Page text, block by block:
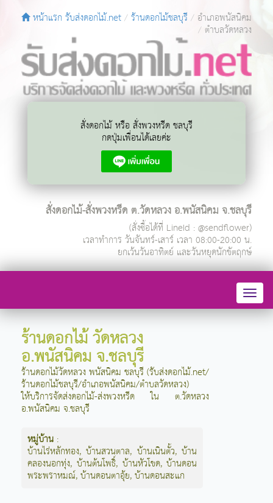
หน้าแรก รับส่งดอกไม้.net ร้านดอกไม้ชลบุรี อำเภอพนัสนิคม
ตำบลวัดหลวง
สั่งดอกไม้ หรือ สั่งพวงหรีด ชลบุรี
กดปุ่มเพื่อนได้เลยค่ะ
สั่งดอกไม้-สั่งพวงหรีด ต.วัดหลวง อ.พนัสนิคม จ.ชลบุรี
(สั่งซื้อได้ที่ LineId : @sendflower)
เวลาทำการ วันจันทร์-เสาร์ เวลา 08:00-20:00 น.
ยกเว้นวันอาทิตย์ และวันหยุดนักขัตฤกษ์
ร้านดอกไม้ วัดหลวง
อ.พนัสนิคม จ.ชลบุรี
ร้านดอกไม้วัดหลวง พนัสนิคม ชลบุรี (รับส่งดอกไม้.net/
ร้านดอกไม้ชลบุรี/อำเภอพนัสนิคม/ตำบลวัดหลวง)
ให้บริการจัดส่งดอกไม้-ส่งพวงหรีด ใน ต.วัดหลวง
อ.พนัสนิคม จ.ชลบุรี
หมู่บ้าน :
บ้านไร่หลักทอง,บ้านสวนตาล, บ้านเนินตั้ว,บ้าน
คลองนอกทุ่ง, บ้านต้นโพธิ์, บ้านหัวโขด,บ้านดอน
พระพราหมณ์,บ้านดอนตาอุ้ย,บ้านดอนสะแก